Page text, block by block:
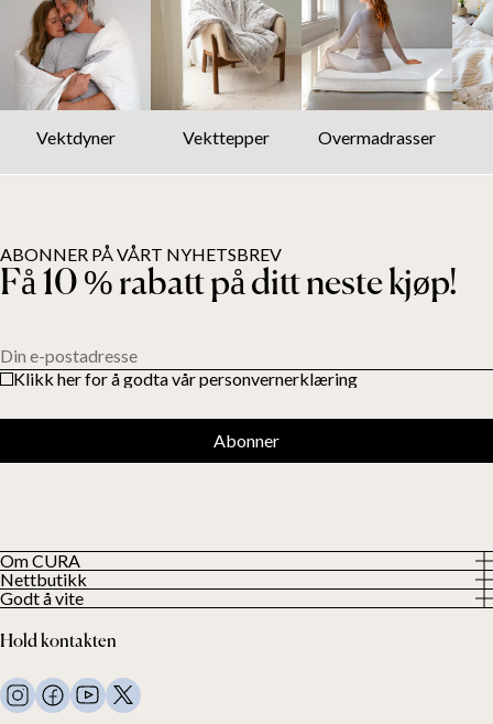
Vektdyner Vekttepper Overmadrasser
Om CURA
Om oss
Våre kunder
Nettbutikk
Alle våre produkter
Vektdyner
Sengetøy
Puter og annet
Godt å vite
Vilkår og betingelser
FAQ
Kontakt oss
Hold kontakten
ABONNER PÅ VÅRT NYHETSBREV
Få 10 % rabatt på ditt neste kjøp!
Din e-postadresse
Klikk her for å godta vår personvernerklæring
Abonner